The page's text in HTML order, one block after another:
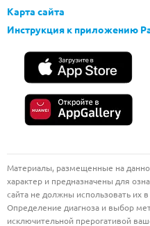
Карта сайта
Инструкция к приложению
Материалы, размещенные на
характер и предназначены для
сайта не должны использовать их
Определение диагноза и выбор
исключительной прерогативой